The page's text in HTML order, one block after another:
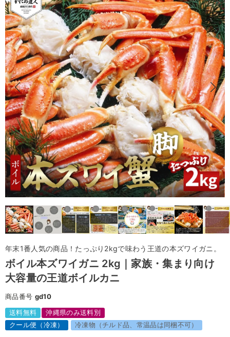
年末1番人気の商品！たっぷり2kgで味わう王道の本ズワイガニ。
ボイル本ズワイガニ 2kg｜家族・集まり向け
大容量の王道ボイルカニ
商品番号 gd10
送料無料
沖縄県のみ送料別
クール便（冷凍）
冷凍物（チルド品、常温品は同梱不可）